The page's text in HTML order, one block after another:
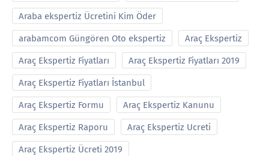
Araba ekspertiz Ücretini Kim Öder
arabamcom Güngören Oto ekspertiz Araç Ekspertiz
Araç Ekspertiz Fiyatları Araç Ekspertiz Fiyatları 2019
Araç Ekspertiz Fiyatları İstanbul
Araç Ekspertiz Formu Araç Ekspertiz Kanunu
Araç Ekspertiz Raporu Araç Ekspertiz Ucreti
Araç Ekspertiz Ücreti 2019